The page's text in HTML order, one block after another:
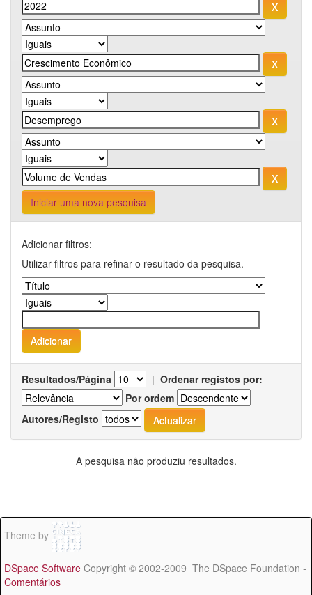
Iniciar uma nova pesquisa
Adicionar filtros:
Utilizar filtros para refinar o resultado da pesquisa.
Resultados/Página | Ordenar registos por:
Por ordem
Autores/Registo
A pesquisa não produziu resultados.
Theme by
DSpace Software Copyright © 2002-2009 The DSpace Foundation -
Comentários